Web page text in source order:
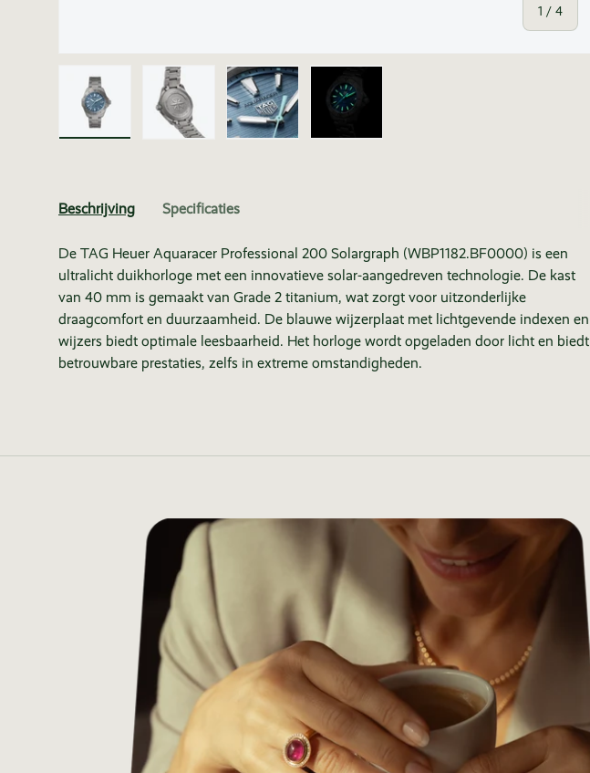
1 /van
4
Beschrijving Specificaties
De TAG Heuer Aquaracer Professional 200 Solargraph (WBP1182.BF0000) is een
ultralicht duikhorloge met een innovatieve solar-aangedreven technologie. De kast
van 40 mm is gemaakt van Grade 2 titanium, wat zorgt voor uitzonderlijke
draagcomfort en duurzaamheid. De blauwe wijzerplaat met lichtgevende indexen en
wijzers biedt optimale leesbaarheid. Het horloge wordt opgeladen door licht en biedt
betrouwbare prestaties, zelfs in extreme omstandigheden.